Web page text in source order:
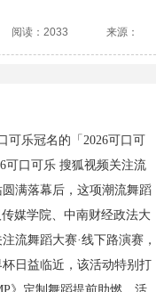
阅读：2033 来源：
可乐冠名的「2026可口可
可口可乐 搜狐视频关注流
满落幕后，这项潮流舞蹈
媒学院、中南财经政法大
流舞蹈大赛·线下路演赛，
日益临近，该活动特别打